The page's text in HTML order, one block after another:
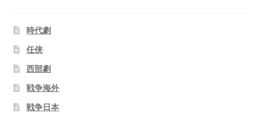
時代劇
任侠
西部劇
戦争海外
戦争日本